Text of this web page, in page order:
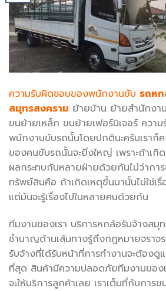
ความรับผิดชอบของพนักงานขับ รถห
สมุทรสงคราม ย้ายบ้าน ย้ายสำนักงา
ขนย้ายเหล็ก ขนย้ายเฟอร์นิเจอร์ ควา
พนักงานขับรถนั้นโดยปกตินะครับเราก็ค
ของคนขับรถนั้นจะยิ่งใหญ่ เพราะถ้าเกิ
ผลกระทบกับหลายฝ่ายด้วยกันไม่ว่าการ
ทรัพย์สินคือ ถ้าเกิดเหตุขึ้นมานั้นไม่ใช่เ
แต่มันจะรู้เรื่องไปในหลายคนด้วยกัน
ทีมงานของเรา บริการหกล้อรับจ้างสมุ
ชำนาญด้านเส้นทางรู้ถึงกฎหมายจรา
รับจ้างที่ได้รับหน้าที่การทำงานจะต้องดู
ที่สุด สินค้ามีความปลอดภัยทีมงานของ
จะให้บริการลูกค้าเลย เราเต็มที่กับการ